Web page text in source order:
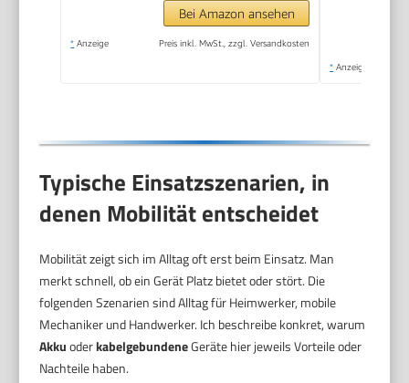
Bei Amazon ansehen
* Anzeige Preis inkl. MwSt., zzgl. Versandkosten
* Anzeige
Typische Einsatzszenarien, in
denen Mobilität entscheidet
Mobilität zeigt sich im Alltag oft erst beim Einsatz. Man
merkt schnell, ob ein Gerät Platz bietet oder stört. Die
folgenden Szenarien sind Alltag für Heimwerker, mobile
Mechaniker und Handwerker. Ich beschreibe konkret, warum
AkkuoderkabelgebundeneGeräte hier jeweils Vorteile oder
Nachteile haben.